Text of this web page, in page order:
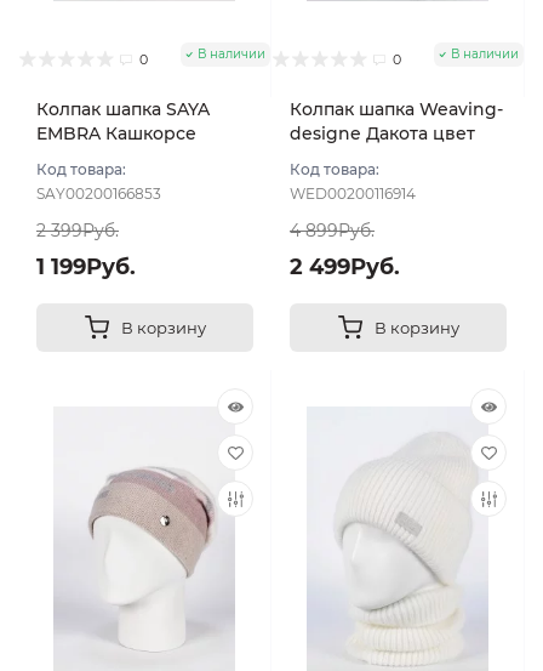
0 В наличии
Колпак шапка SAYA
EMBRA Кашкорсе
Код товара:
SAY00200166853
2 399Руб.
1 199Руб.
В корзину
0 В наличии
Колпак шапка Weaving-
designe Дакота цвет
Код товара:
WED00200116914
4 899Руб.
2 499Руб.
В корзину